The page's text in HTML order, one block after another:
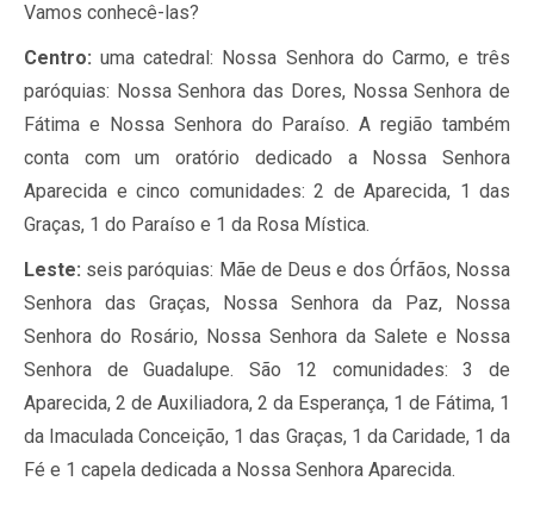
Vamos conhecê-las?
Centro: uma catedral: Nossa Senhora do Carmo, e três
paróquias: Nossa Senhora das Dores, Nossa Senhora de
Fátima e Nossa Senhora do Paraíso. A região também
conta com um oratório dedicado a Nossa Senhora
Aparecida e cinco comunidades: 2 de Aparecida, 1 das
Graças, 1 do Paraíso e 1 da Rosa Mística.
Leste: seis paróquias: Mãe de Deus e dos Órfãos, Nossa
Senhora das Graças, Nossa Senhora da Paz, Nossa
Senhora do Rosário, Nossa Senhora da Salete e Nossa
Senhora de Guadalupe. São 12 comunidades: 3 de
Aparecida, 2 de Auxiliadora, 2 da Esperança, 1 de Fátima, 1
da Imaculada Conceição, 1 das Graças, 1 da Caridade, 1 da
Fé e 1 capela dedicada a Nossa Senhora Aparecida.